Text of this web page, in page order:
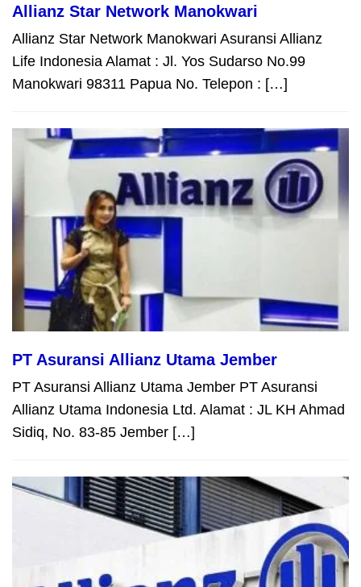
Allianz Star Network Manokwari
Allianz Star Network Manokwari Asuransi Allianz
Life Indonesia Alamat : Jl. Yos Sudarso No.99
Manokwari 98311 Papua No. Telepon : […]
PT Asuransi Allianz Utama Jember
PT Asuransi Allianz Utama Jember PT Asuransi
Allianz Utama Indonesia Ltd. Alamat : JL KH Ahmad
Sidiq, No. 83-85 Jember […]